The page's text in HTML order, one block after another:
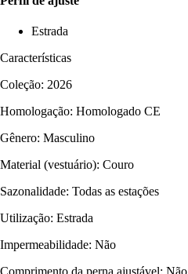
Estrada
Características
Coleção: 2026
Homologação: Homologado CE
Gênero: Masculino
Material (vestuário): Couro
Sazonalidade: Todas as estações
Utilização: Estrada
Impermeabilidade: Não
Comprimento da perna ajustável: Não